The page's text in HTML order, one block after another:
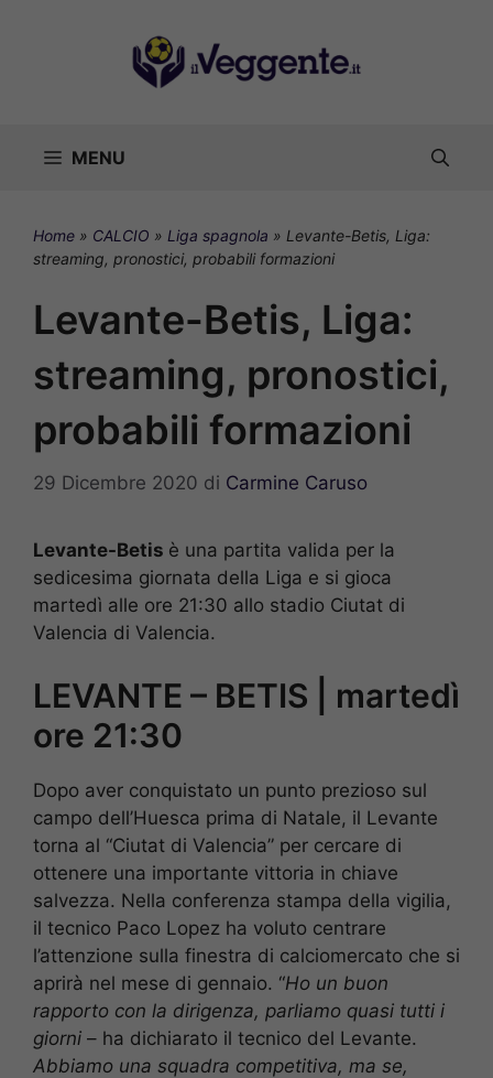
MENU
Home » CALCIO » Liga spagnola » Levante-Betis, Liga:
streaming, pronostici, probabili formazioni
Levante-Betis, Liga:
streaming, pronostici,
probabili formazioni
29 Dicembre 2020 di Carmine Caruso
Levante-Betis è una partita valida per la
sedicesima giornata della Liga e si gioca
martedì alle ore 21:30 allo stadio Ciutat di
Valencia di Valencia.
LEVANTE – BETIS | martedì
ore 21:30
Dopo aver conquistato un punto prezioso sul
campo dell’Huesca prima di Natale, il Levante
torna al “Ciutat di Valencia” per cercare di
ottenere una importante vittoria in chiave
salvezza. Nella conferenza stampa della vigilia,
il tecnico Paco Lopez ha voluto centrare
l’attenzione sulla finestra di calciomercato che si
aprirà nel mese di gennaio. “Ho un buon
rapporto con la dirigenza, parliamo quasi tutti i
giorni – ha dichiarato il tecnico del Levante.
Abbiamo una squadra competitiva, ma se,